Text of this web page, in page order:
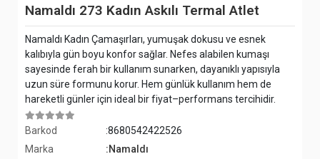
Namaldı 273 Kadın Askılı Termal Atlet
Namaldı Kadın Çamaşırları, yumuşak dokusu ve esnek
kalıbıyla gün boyu konfor sağlar. Nefes alabilen kumaşı
sayesinde ferah bir kullanım sunarken, dayanıklı yapısıyla
uzun süre formunu korur. Hem günlük kullanım hem de
hareketli günler için ideal bir fiyat–performans tercihidir.
Barkod
:8680542422526
Marka
:Namaldı